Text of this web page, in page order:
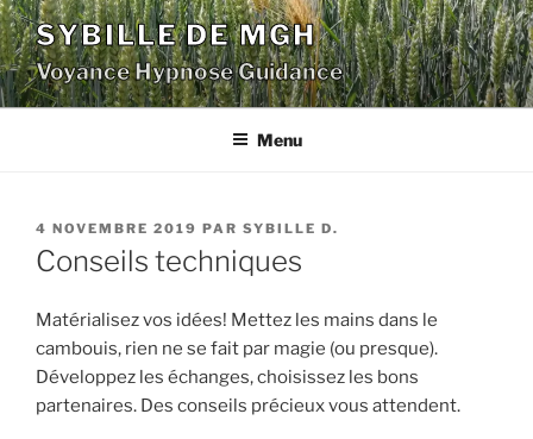
Aller
au
contenu
principal
SYBILLE DE MGH
Voyance Hypnose Guidance
Menu
PUBLIÉ
LE
4 NOVEMBRE 2019 PAR SYBILLE D.
Conseils techniques
Matérialisez vos idées! Mettez les mains dans le
cambouis, rien ne se fait par magie (ou presque).
Développez les échanges, choisissez les bons
partenaires. Des conseils précieux vous attendent.